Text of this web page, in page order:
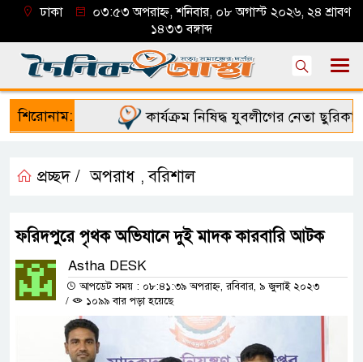
ঢাকা
০৩:৫৩ অপরাহ্ন, শনিবার, ০৮ অগাস্ট ২০২৬, ২৪ শ্রাবণ
১৪৩৩ বঙ্গাব্দ
শিরোনাম: কার্যক্রম নিষিদ্ধ যুবলীগের নেতা
প্রচ্ছদ / অপরাধ ,বরিশাল
ফরিদপুরে পৃথক অভিযানে দুই মাদক কারবারি আটক
Astha DESK
আপডেট সময় : ০৮:৪১:৩৯ অপরাহ্ন, রবিবার, ৯ জুলাই ২০২৩
/
১০৯৯ বার পড়া হয়েছে